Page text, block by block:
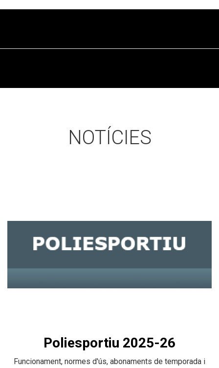
NOTÍCIES
Poliesportiu 2025-26
Funcionament, normes d'ús, abonaments de temporada i